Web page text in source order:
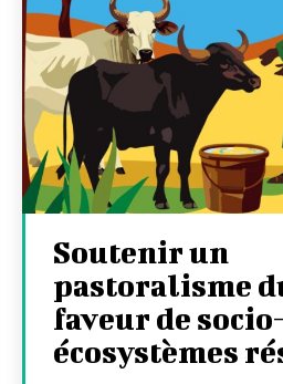
Soutenir un
pastoralisme
faveur de socio-
écosystèmes